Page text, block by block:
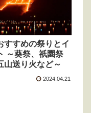
すすめの祭りとイ
～葵祭、祇園祭
山送り火など～
2024.04.21